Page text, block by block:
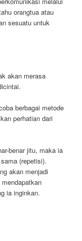
orangtua atau
sesuatu untuk
akan merasa
berbagai metode
perhatian dari
benar jitu, maka ia
(repetisi).
akan menjadi
ia inginkan.